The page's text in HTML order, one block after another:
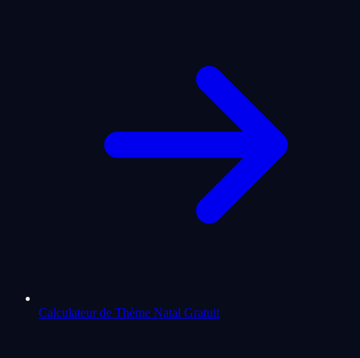
Calculateur de Thème Natal Gratuit